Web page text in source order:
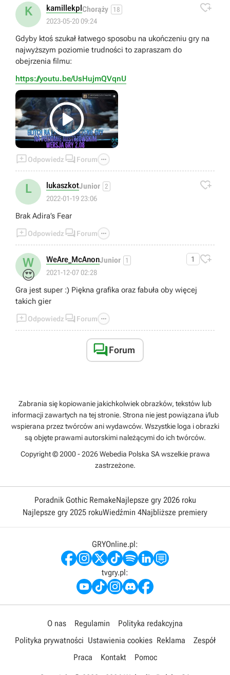
K kamillekpl Chorąży 18
2023-05-20 09:24

Gdyby ktoś szukał łatwego sposobu na ukończeniu gry na
najwyższym poziomie trudności to zapraszam do
obejrzenia filmu:
https://youtu.be/UsHujmQVqnU

Odpowiedz  Forum 
L lukaszkotJunior 2
2022-01-19 23:06

Brak Adira’s Fear
Odpowiedz  Forum 
W
😍
WeAre_McAnonJunior 1
2021-12-07 02:28
1 
Gra jest super :) Piękna grafika oraz fabuła oby więcej
takich gier
Odpowiedz  Forum 
Forum
Zabrania się kopiowanie jakichkolwiek obrazków, tekstów lub
informacji zawartych na tej stronie. Strona nie jest powiązana i/lub
wspierana przez twórców ani wydawców. Wszystkie loga i obrazki
są objęte prawami autorskimi należącymi do ich twórców.
Copyright © 2000 - 2026 Webedia Polska SA wszelkie prawa
zastrzeżone.
Poradnik Gothic RemakeNajlepsze gry 2026 roku
Najlepsze gry 2025 rokuWiedźmin 4Najbliższe premiery
GRYOnline.pl:
tvgry.pl:
O nas Regulamin
Polityka redakcyjna
Polityka prywatności Ustawienia cookies Reklama
Zespół
Praca
Kontakt Pomoc